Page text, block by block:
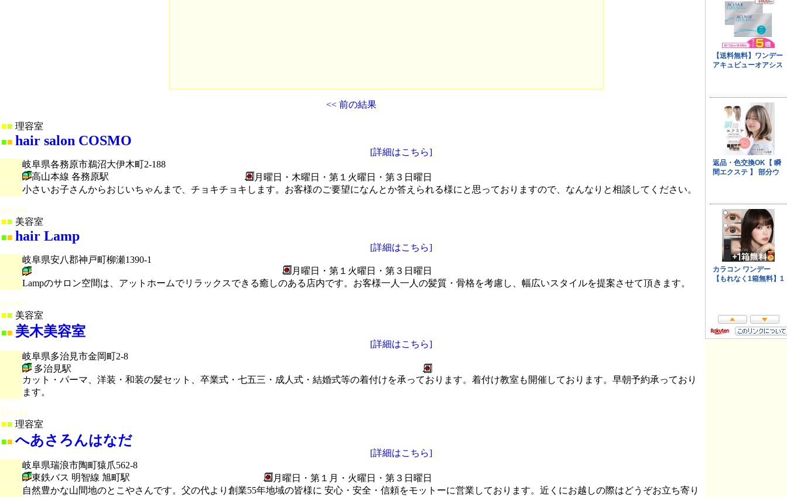
<< 前の結果
■ 理容室
■■ hair salon COSMO
[詳細はこちら]
岐阜県各務原市鵜沼大伊木町2-188
高山本線 各務原駅
月曜日・木曜日・第１火曜日・第３日曜日
小さいお子さんからおじいちゃんまで、チョキチョキします。お客様のご要望になんとか答えられる様にと思っておりますので、なんなりと相談してください。
■ 美容室
■■ hair Lamp
[詳細はこちら]
岐阜県安八郡神戸町柳瀬1390-1
月曜日・第１火曜日・第３日曜日
Lampのサロン空間は、アットホームでリラックスできる癒しのある店内です。お客様一人一人の髪質・骨格を考慮し、幅広いスタイルを提案させて頂きます。
■ 美容室
■■ 美木美容室
[詳細はこちら]
岐阜県多治見市金岡町2-8
多治見駅
カット・パーマ、洋装・和装の髪セット、卒業式・七五三・成人式・結婚式等の着付けを承っております。着付け教室も開催しております。早朝予約承っており
ます。
■ 理容室
■■ へあさろんはなだ
[詳細はこちら]
岐阜県瑞浪市陶町猿爪562-8
東鉄バス 明智線 旭町駅
月曜日・第１月・火曜日・第３日曜日
自然豊かな山間地のとこやさんです。父の代より創業55年地域の皆様に 安心・安全・信頼をモットーに営業しております。近くにお越しの際はどうぞお立ち寄り